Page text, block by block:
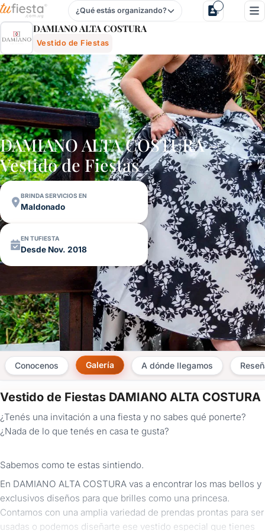
Damiano Alta Costura - Vestido De Fiestas Para Fiestas Y
¿Qué estás organizando?
DAMIANO ALTA COSTURA
Vestido de Fiestas
DAMIANO ALTA COSTURA –
Vestido de Fiestas
BRINDA SERVICIOS EN
Maldonado
EN TUFIESTA
Desde Nov. 2018
Conocenos Galería A dónde llegamos
Vestido de Fiestas DAMIANO ALTA COSTURA
¿Tenés una invitación a una fiesta y no sabes qué ponerte?
¿Nada de lo que tenés en casa te gusta?
Sabemos como te estas sintiendo.
En DAMIANO ALTA COSTURA vas a encontrar los mas bellos y
exclusivos diseños para que brilles como una princesa.
Contamos con una amplia variedad de prendas prontas para ser
usadas o podemos diseñarte ese vestido especial que tienes
×
Consultar
tenés
Iniciá
sesión
aquí